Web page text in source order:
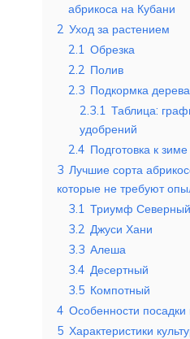
абрикоса на Кубани
2 Уход за растением
2.1 Обрезка
2.2 Полив
2.3 Подкормка дерева
2.3.1 Таблица:
удобрений
2.4 Подготовка к зиме
3 Лучшие сорта
которые не требуют
3.1 Триумф Северный
3.2 Джуси Хани
3.3 Алеша
3.4 Десертный
3.5 Компотный
4 Особенности посадки
5 Характеристики